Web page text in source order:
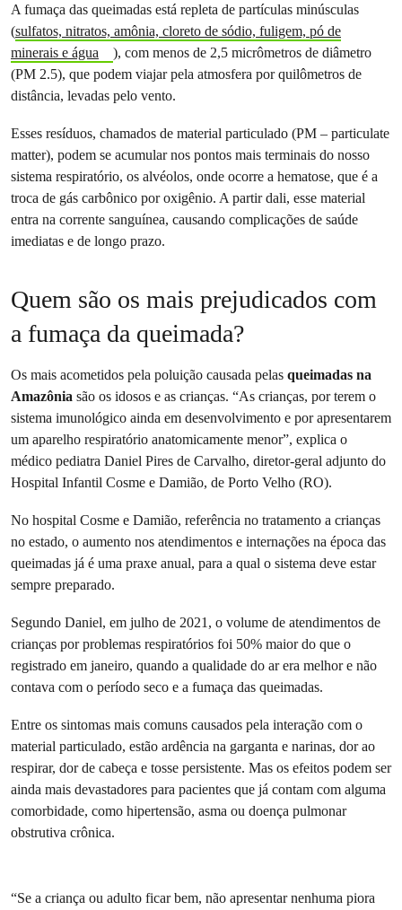
A fumaça das queimadas está repleta de partículas minúsculas
(sulfatos, nitratos, amônia, cloreto de sódio, fuligem, pó de
minerais e água
), com menos de 2,5 micrômetros de diâmetro
(PM 2.5), que podem viajar pela atmosfera por quilômetros de
distância, levadas pelo vento.
Esses resíduos, chamados de material particulado (PM – particulate
matter), podem se acumular nos pontos mais terminais do nosso
sistema respiratório, os alvéolos, onde ocorre a hematose, que é a
troca de gás carbônico por oxigênio. A partir dali, esse material
entra na corrente sanguínea, causando complicações de saúde
imediatas e de longo prazo.
Quem são os mais prejudicados com
a fumaça da queimada?
Os mais acometidos pela poluição causada pelas queimadas na
Amazônia são os idosos e as crianças. “As crianças, por terem o
sistema imunológico ainda em desenvolvimento e por apresentarem
um aparelho respiratório anatomicamente menor”, explica o
médico pediatra Daniel Pires de Carvalho, diretor-geral adjunto do
Hospital Infantil Cosme e Damião, de Porto Velho (RO).
No hospital Cosme e Damião, referência no tratamento a crianças
no estado, o aumento nos atendimentos e internações na época das
queimadas já é uma praxe anual, para a qual o sistema deve estar
sempre preparado.
Segundo Daniel, em julho de 2021, o volume de atendimentos de
crianças por problemas respiratórios foi 50% maior do que o
registrado em janeiro, quando a qualidade do ar era melhor e não
contava com o período seco e a fumaça das queimadas.
Entre os sintomas mais comuns causados pela interação com o
material particulado, estão ardência na garganta e narinas, dor ao
respirar, dor de cabeça e tosse persistente. Mas os efeitos podem ser
ainda mais devastadores para pacientes que já contam com alguma
comorbidade, como hipertensão, asma ou doença pulmonar
obstrutiva crônica.
“Se a criança ou adulto ficar bem, não apresentar nenhuma piora